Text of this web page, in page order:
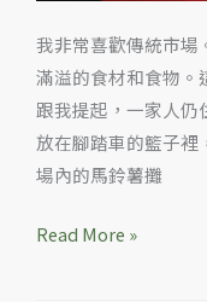
我非常喜歡傳統市場
滿溢的食材和食物。
跟我提起，一家人仍
放在腳踏車的籃子裡
場內的馬鈴薯攤
Read More »